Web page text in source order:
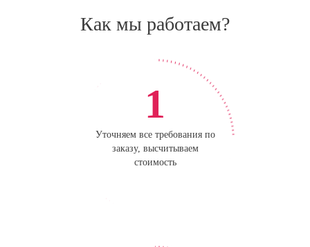
Как мы работаем?
1
Уточняем все требования по
заказу, высчитываем
стоимость